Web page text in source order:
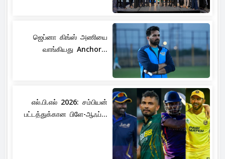
ஜெப்னா கிங்ஸ் அணியை
வாங்கியது Anchor...
எல்.பி.எல் 2026: சம்பியன்
பட்டத்துக்கான பிளே-ஆஃப்...